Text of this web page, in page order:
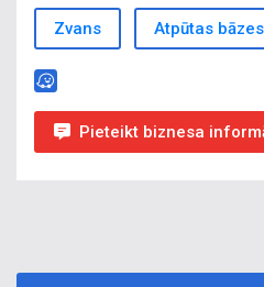
Zvans Atpūtas
Pieteikt biznesa